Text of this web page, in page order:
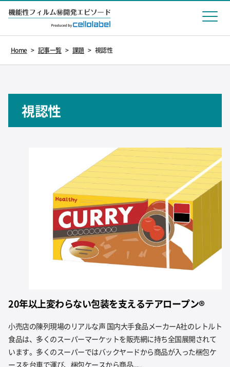
Home > 記事一覧 > 課題 > 視認性
視認性
20年以上変わらない包装を支えるテアロープン®
小売店の陳列現場のリアルな声 国内大手食品メーカーA社のレトルト
食品は、多くのスーパーマーケットを販売網に持ち全国展開されて
います。多くのスーパーではバックヤードから商品が入った梱包ケ
ースを台車で運び、梱包ケースから商品…..